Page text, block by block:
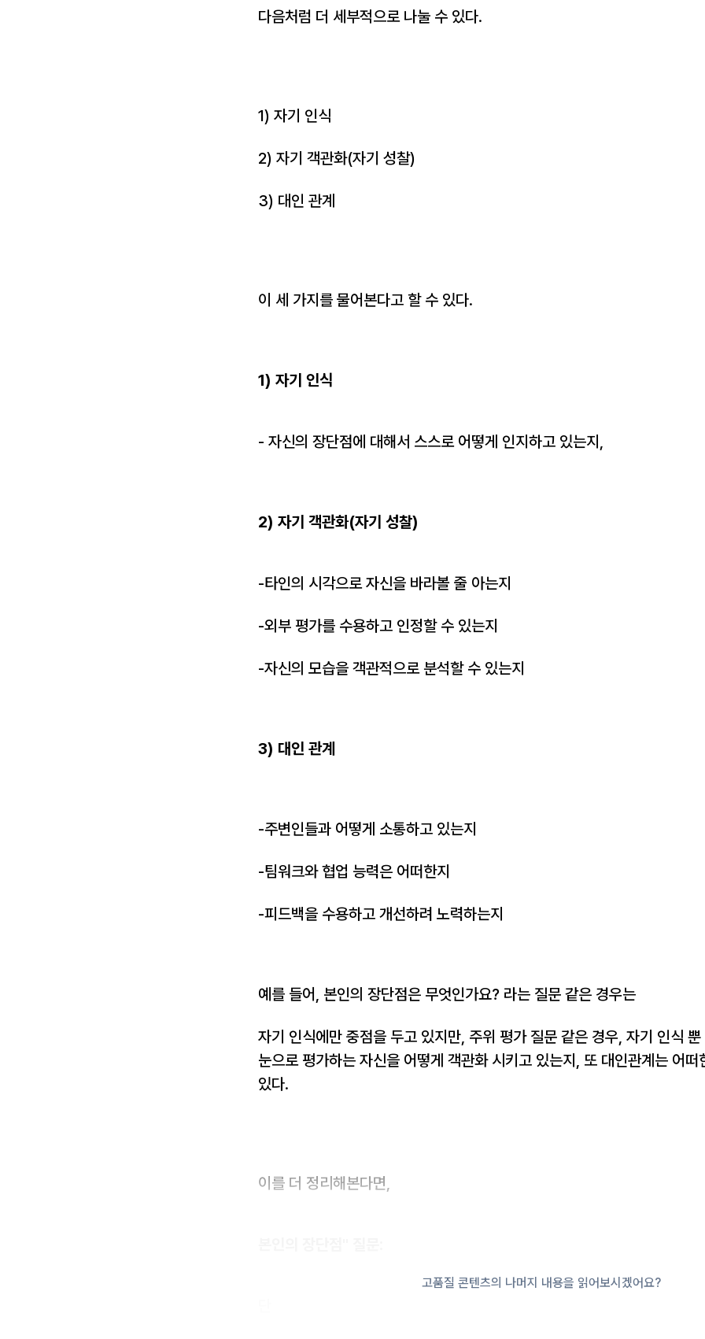
다음처럼 더 세부적으로 나눌 수 있다.
1) 자기 인식
2) 자기 객관화(자기 성찰)
3) 대인 관계
이 세 가지를 물어본다고 할 수 있다.
1) 자기 인식
- 자신의 장단점에 대해서 스스로 어떻게 인지하고 있는지,
2) 자기 객관화(자기 성찰)
-타인의 시각으로 자신을 바라볼 줄 아는지
-외부 평가를 수용하고 인정할 수 있는지
-자신의 모습을 객관적으로 분석할 수 있는지
3) 대인 관계
-주변인들과 어떻게 소통하고 있는지
-팀워크와 협업 능력은 어떠한지
-피드백을 수용하고 개선하려 노력하는지
예를 들어, 본인의 장단점은 무엇인가요? 라는 질문 같은 경우는
자기 인식에만 중점을 두고 있지만, 주위 평가 질문 같은 경우, 자기 인식
눈으로 평가하는 자신을 어떻게 객관화 시키고 있는지, 또 대인관계는 어떠
있다.
이를 더 정리해본다면,
고품질 콘텐츠의 나머지 내용을 읽어보시겠어요?